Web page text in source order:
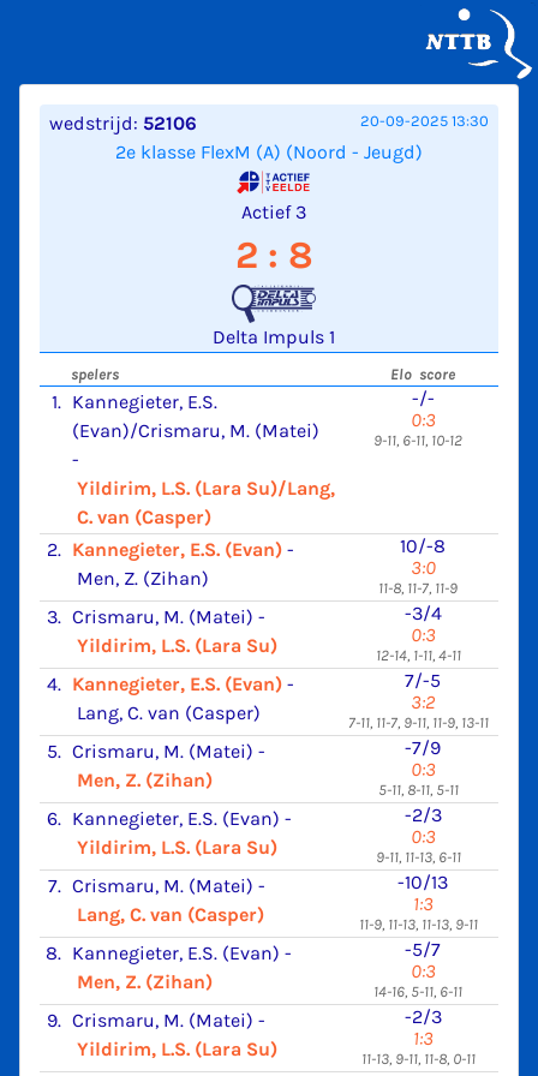
wedstrijd: 52106 20-09-2025 13:30
2e klasse FlexM (A) (Noord - Jeugd)
Actief 3
2 : 8
Delta Impuls 1
spelers Elo score
1. Kannegieter, E.S.
(Evan)/Crismaru, M. (Matei)
-
Yildirim, L.S. (Lara Su)/Lang,
C. van (Casper)
-/-
0:3
9-11, 6-11, 10-12
2. Kannegieter, E.S. (Evan) -
Men, Z. (Zihan)
10/-8
3:0
11-8, 11-7, 11-9
3. Crismaru, M. (Matei) -
Yildirim, L.S. (Lara Su)
-3/4
0:3
12-14, 1-11, 4-11
4. Kannegieter, E.S. (Evan) -
Lang, C. van (Casper)
7/-5
3:2
7-11, 11-7, 9-11, 11-9, 13-11
5. Crismaru, M. (Matei) -
Men, Z. (Zihan)
-7/9
0:3
5-11, 8-11, 5-11
6. Kannegieter, E.S. (Evan) -
Yildirim, L.S. (Lara Su)
-2/3
0:3
9-11, 11-13, 6-11
7. Crismaru, M. (Matei) -
Lang, C. van (Casper)
-10/13
1:3
11-9, 11-13, 11-13, 9-11
8. Kannegieter, E.S. (Evan) -
Men, Z. (Zihan)
-5/7
0:3
14-16, 5-11, 6-11
9. Crismaru, M. (Matei) -
Yildirim, L.S. (Lara Su)
-2/3
1:3
11-13, 9-11, 11-8, 0-11